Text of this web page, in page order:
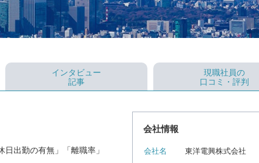
インタビュー
記事
現職社員の
口コミ・評判
出勤の有無」「離職率」
会社情報
会社名 東洋電興株式会社